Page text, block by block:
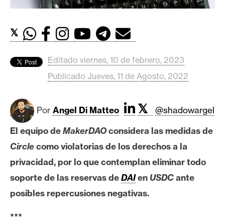
o
t
c
o
i
n
E
𝕏
Editado viernes, 10 de febrero, 2023
Publicado Jueves, 11 de Agosto, 2022
Por Angel Di Matteo 𝕏
@shadowargel
El equipo deMakerDAOconsidera las medidas de
Circlecomo violatorias de los derechos a la
privacidad, por lo que contemplan eliminar todo
soporte de las reservas deDAIen USDCante
posibles repercusiones negativas.
***